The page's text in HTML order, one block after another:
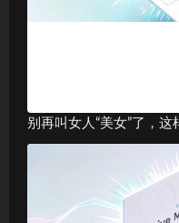
别再叫女人“美女”了，